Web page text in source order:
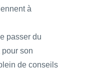
à
passer du
pour son
de conseils